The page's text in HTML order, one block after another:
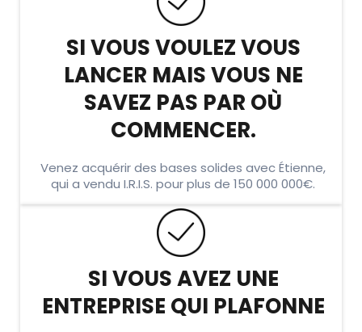
SI VOUS VOULEZ VOUS
LANCER MAIS VOUS NE
SAVEZ PAS PAR OÙ
COMMENCER.
Venez acquérir des bases solides avec Étienne,
qui a vendu I.R.I.S. pour plus de 150 000 000€.
SI VOUS AVEZ UNE
ENTREPRISE QUI PLAFONNE